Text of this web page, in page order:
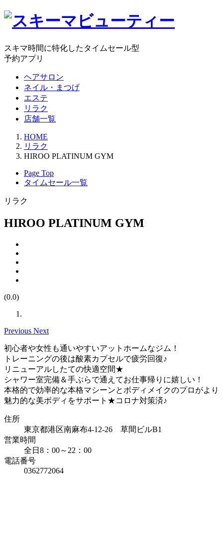
スキマ時間に特化したタイムセール型
予約アプリ
ヘアサロン
ネイル・まつげ
エステ
リラク
店舗一覧
HOME
リラク
HIROO PLATINUM GYM
Page Top
タイムセール一覧
リラク
HIROO PLATINUM GYM
(0.0)
Previous Next
初心者や女性も通いやすいアットホームなジム！
トレーニングの後は酸素カプセルで疲労回復♪
リニューアルしたての快適空間★
シャワー室完備＆手ぶらで通えてお仕事帰りに嬉しい！
本格的で効率的な本格マシーンとボディメイクのプロがより
魅力的な美ボディをサポート★コロナ対策済♪
住所
東京都港区南麻布4-12-26 草間ビルB1
営業時間
全日8：00～22：00
電話番号
0362772064